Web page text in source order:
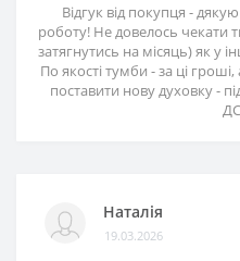
Відгук від покупця -
роботу! Не довелось чекати
затягнутись на місяць) як у
По якості тумби - за ці
поставити нову духовку -
Наталія
19.03.2026